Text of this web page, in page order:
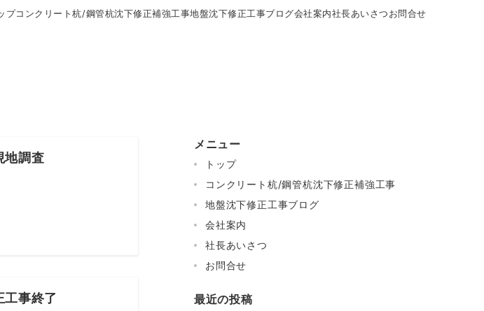
プコンクリート杭/鋼管杭沈下修正補強工事地盤沈下修正工事ブログ会社案内社長あいさつ お問合せ
地調査
事終了
メニュー
トップ
コンクリート杭/鋼管杭沈下修正補強工事
地盤沈下修正工事ブログ
会社案内
社長あいさつ
お問合せ
最近の投稿